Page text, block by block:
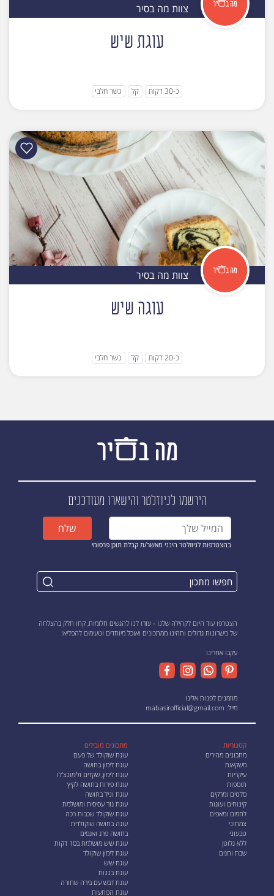
צוות מה בסיר
עוגת שיש
כ-30 דקות קל כשר חלבי
צוות מה בסיר
עוגה שיש
כ-20 דקות קל כשר חלבי
הירשמו לניוזלטרוהישארו מעודכנים
בהצטרפות לניוזלטר הינני מאשר/ת קבלת תוכן פרסומי
שלח
הצטרפו עוד היום לקהילה שלנו - עזרו לנו להגשים חלומות, קחו חלק בהצלחה
של כישרונות גדולים ותהינו ממתכונים ואוכל מיוחדים וטעימים להפליא!
עקבו אחרינו
מוזמנים לפנות אלינו
מייל: mabasirofficial@gmail.com
קטגוריות
מתכונים מהירים
משקאות
עיקריות
תוספות
סלטים ומרקים
קינוחים ועוגות
לחמים ומאפים
צמחוני
טבעוני
ללא גלוטן
שבת וחגים
מתכונים מובילים
עוגת שוקולד של פעם
עוגת לימון בחושה
עוגת לימון, שקדים ולימונצ'לו
עוגת פירות בחושה לקיץ
עוגת וניל בחושה
עוגת גזר עסיסית ומושלמת
עוגת שוקולד שכבות רכה
עוגה בחושה שוקולדית
בחושה פרג ואגסים
עוגת שיש מושלמת ב10 דקות
עוגת לימון שוקולד
עוגת שיש
עוגת בננות
עוגת דבש עם בירה שחורה
עוגת הפתעות